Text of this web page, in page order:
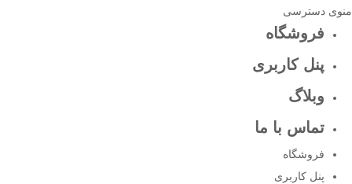
منوی دسترسی
فروشگاه
پنل کاربری
وبلاگ
تماس با ما
فروشگاه
پنل کاربری